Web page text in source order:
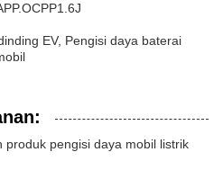
EV, Pengisi daya baterai
produk pengisi daya mobil listrik